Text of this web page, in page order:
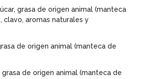
grasa de origen animal (manteca
, clavo, aromas naturales y
de origen animal (manteca de
grasa de origen animal (manteca de